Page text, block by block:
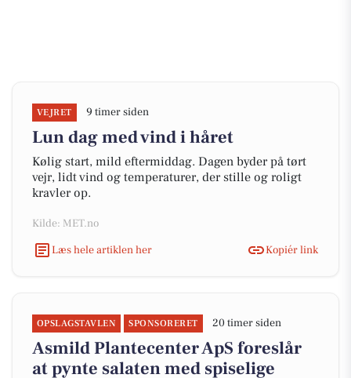
VEJRET 9 timer siden
Lun dag med vind i håret
Kølig start, mild eftermiddag. Dagen byder på tørt
vejr, lidt vind og temperaturer, der stille og roligt
kravler op.
Kilde: MET.no
Læs hele artiklen her
Kopiér link
OPSLAGSTAVLEN SPONSORERET 20 timer siden
Asmild Plantecenter ApS foreslår
at pynte salaten med spiselige